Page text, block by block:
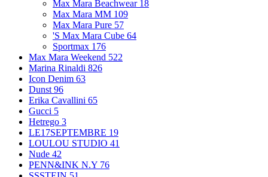
Max Mara Beachwear 18
Max Mara MM 109
Max Mara Pure 57
'S Max Mara Cube 64
Sportmax 176
Max Mara Weekend 522
Marina Rinaldi 826
Icon Denim 63
Dunst 96
Erika Cavallini 65
Gucci 5
Hetrego 3
LE17SEPTEMBRE 19
LOULOU STUDIO 41
Nude 42
PENN&INK N.Y 76